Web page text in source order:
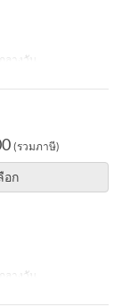
ลางวัน
(รวมภาษี)
อก
ลางวัน